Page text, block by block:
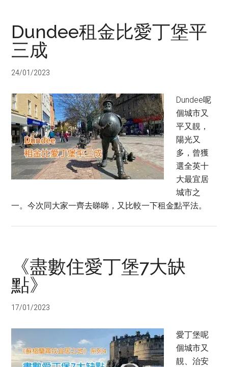
Dundee租金比愛丁堡平
三成
24/01/2023
Dundee呢
個城市又
平又靚，
陽光又
多，曾獲
選全英十
大最宜居
城市之
一。今次同大家一齊去睇睇，又比較一下租金點平法。
《盡數住愛丁堡7大缺
點》
17/01/2023
愛丁堡呢
個城市又
靚、治安